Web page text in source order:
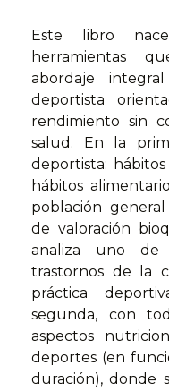
Este libro
herramientas
abordaje
deportista
rendimiento sin
salud. En la
deportista:
hábitos
población
de valoración
analiza uno de
trastornos de la
práctica
segunda, con
aspectos
deportes (en
duración), donde